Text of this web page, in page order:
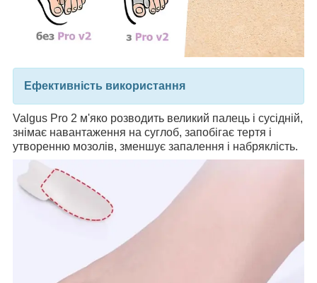
Ефективність використання
Valgus Pro 2 м'яко розводить великий палець і сусідній,
знімає навантаження на суглоб, запобігає тертя і
утворенню мозолів, зменшує запалення і набряклість.